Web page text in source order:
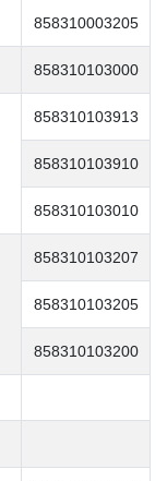
858310003205
858310103000
858310103913
858310103910
858310103010
858310103207
858310103205
858310103200